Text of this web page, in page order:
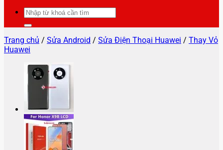
Tìm
kiếm:
Trang chủ / Sửa Android / Sửa Điện Thoại Huawei / Thay Vỏ
Huawei